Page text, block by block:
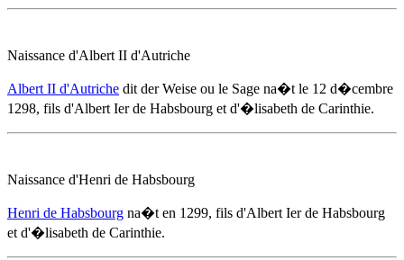
Naissance d'Albert II d'Autriche
Albert II d'Autriche dit der Weise ou le Sage na�t le 12 d�cembre
1298, fils d'Albert Ier de Habsbourg et d'�lisabeth de Carinthie.
Naissance d'Henri de Habsbourg
Henri de Habsbourg na�t en 1299, fils d'Albert Ier de Habsbourg
et d'�lisabeth de Carinthie.